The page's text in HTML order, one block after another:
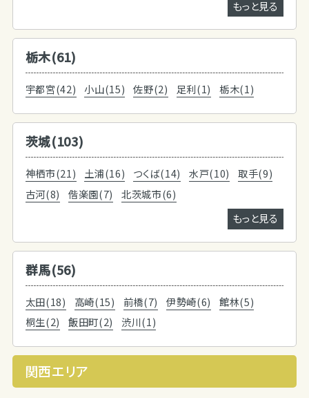
もっと見る
栃木(61)
宇都宮(42) 小山(15) 佐野(2) 足利(1) 栃木(1)
茨城(103)
神栖市(21) 土浦(16) つくば(14) 水戸(10)
取手(9)
古河(8)
偕楽園(7)
北茨城市(6)
もっと見る
群馬(56)
太田(18) 高崎(15) 前橋(7) 伊勢崎(6)
館林(5)
桐生(2)
飯田町(2) 渋川(1)
関西エリア